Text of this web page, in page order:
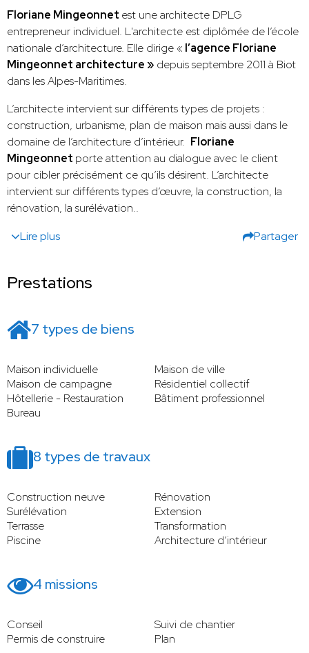
Floriane Mingeonnet est une architecte DPLG
entrepreneur individuel. L'architecte est diplômée de l’école
nationale d’architecture. Elle dirige « l’agence Floriane
Mingeonnet architecture » depuis septembre 2011 à Biot
dans les Alpes-Maritimes.
L’architecte intervient sur différents types de projets :
construction, urbanisme, plan de maison mais aussi dans le
domaine de l’architecture d’intérieur. Floriane
Mingeonnet porte attention au dialogue avec le client
pour cibler précisément ce qu’ils désirent. L’architecte
intervient sur différents types d’œuvre, la construction, la
rénovation, la surélévation..
Lire plus
Partager
Prestations
7 types de biens
Maison individuelle
Maison de ville
Maison de campagne
Résidentiel collectif
Hôtellerie - Restauration
Bâtiment professionnel
Bureau
8 types de travaux
Construction neuve
Rénovation
Surélévation
Extension
Terrasse
Transformation
Piscine
Architecture d’intérieur
4 missions
Conseil
Suivi de chantier
Permis de construire
Plan